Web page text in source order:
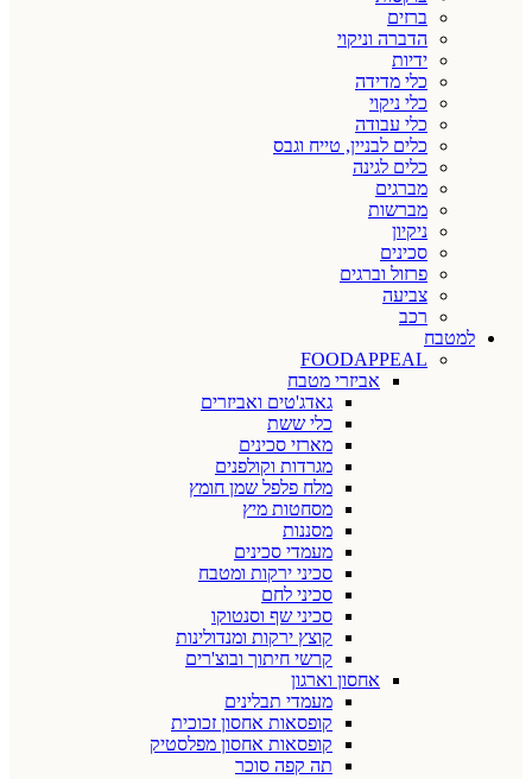
ברזים
הדברה וניקוי
ידיות
כלי מדידה
כלי ניקוי
כלי עבודה
כלים לבניין, טייח וגבס
כלים לגינה
מברגים
מברשות
ניקיון
סכינים
פרזול וברגים
צביעה
רכב
למטבח
FOODAPPEAL
אביזרי מטבח
גאדג'טים ואביזרים
כלי ששת
מארזי סכינים
מגרדות וקולפנים
מלח פלפל שמן חומץ
מסחטות מיץ
מסננות
מעמדי סכינים
סכיני ירקות ומטבח
סכיני לחם
סכיני שף וסנטוקו
קוצץ ירקות ומנדולינות
קרשי חיתוך ובוצ'רים
אחסון וארגון
מעמדי תבלינים
קופסאות אחסון זכוכית
קופסאות אחסון מפלסטיק
תה קפה סוכר